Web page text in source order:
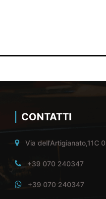
CONTATTI
Via dell'Artigianato,11C
+39 070 240347
+39 070 240347